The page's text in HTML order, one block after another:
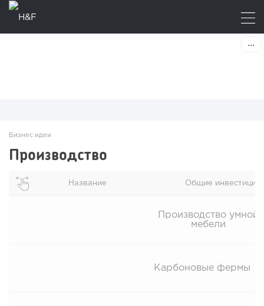
Бизнес идеи
Производство
Название Общие инвестиции
Производство умной
мебели
Карбоновые фермы